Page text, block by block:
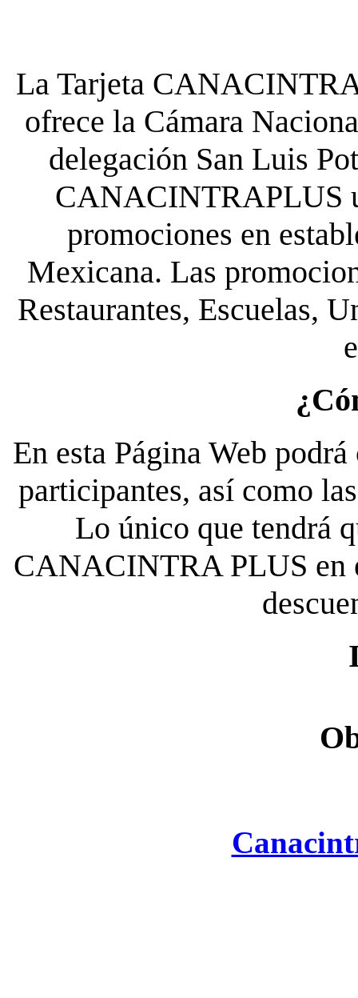
La Tarjeta
ofrece la Cámara
delegación San Luis
CANACINTRAPLUS
promociones en
Mexicana. Las
Restaurantes, Escuelas,
En esta Página Web
participantes, así como
Lo único que tendrá
CANACINTRA PLUS en